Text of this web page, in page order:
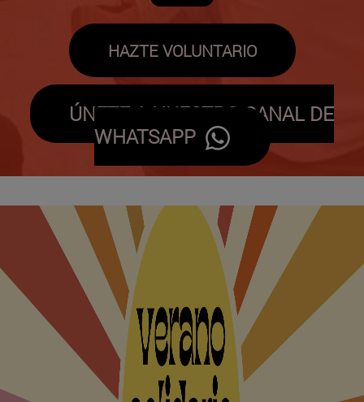
HAZTE VOLUNTARIO
ÚNETE A NUESTRO CANAL DE
WHATSAPP